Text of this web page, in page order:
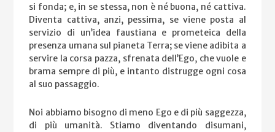
si fonda; e, in se stessa, non è né buona, né cattiva.
Diventa cattiva, anzi, pessima, se viene posta al
servizio di un’idea faustiana e prometeica della
presenza umana sul pianeta Terra; se viene adibita a
servire la corsa pazza, sfrenata dell’Ego, che vuole e
brama sempre di più, e intanto distrugge ogni cosa
al suo passaggio.
Noi abbiamo bisogno di meno Ego e di più saggezza,
di più umanità. Stiamo diventando disumani,